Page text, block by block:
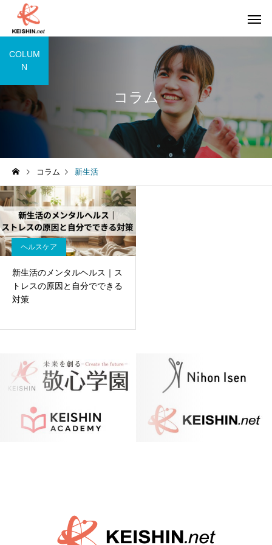
コラム
COLUM
N
コラム 新生活
ヘルスケア
新生活のメンタルヘルス｜ス
トレスの原因と自分でできる
対策